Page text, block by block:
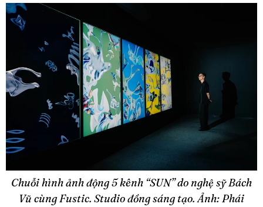
Chuỗi hình ảnh động 5 kênh “SUN” do nghệ sỹ Bách
Vũ cùng Fustic. Studio đồng sáng tạo. Ảnh: Phái